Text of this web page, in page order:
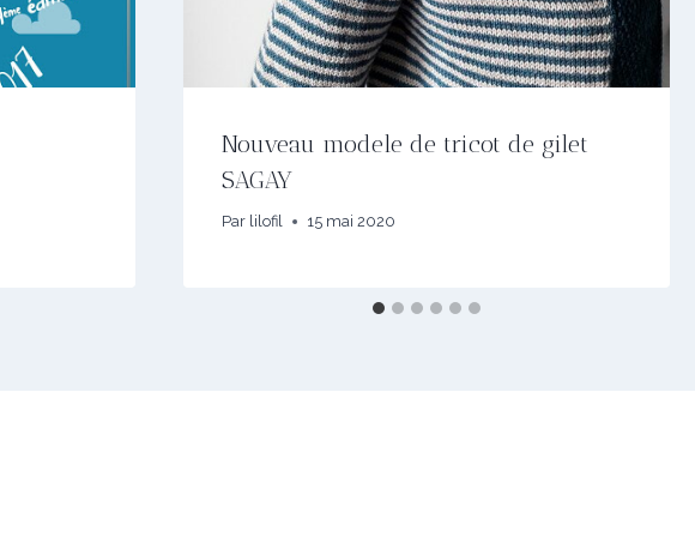
Nouveau modele de tricot de gilet
SAGAY
Par lilofil 15 mai 2020